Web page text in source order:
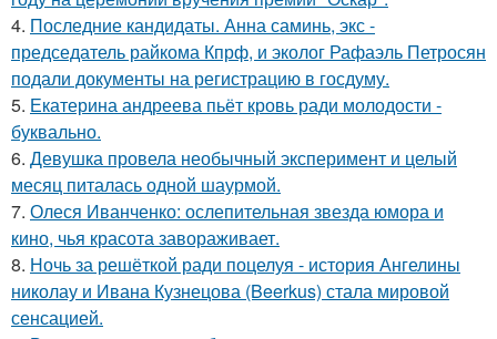
4. Последние кандидаты. Анна саминь, экс -
председатель райкома Кпрф, и эколог Рафаэль Петросян
подали документы на регистрацию в госдуму.
5. Екатерина андреева пьёт кровь ради молодости -
буквально.
6. Девушка провела необычный эксперимент и целый
месяц питалась одной шаурмой.
7. Олеся Иванченко: ослепительная звезда юмора и
кино, чья красота завораживает.
8. Ночь за решёткой ради поцелуя - история Ангелины
николау и Ивана Кузнецова (Beerkus) стала мировой
сенсацией.